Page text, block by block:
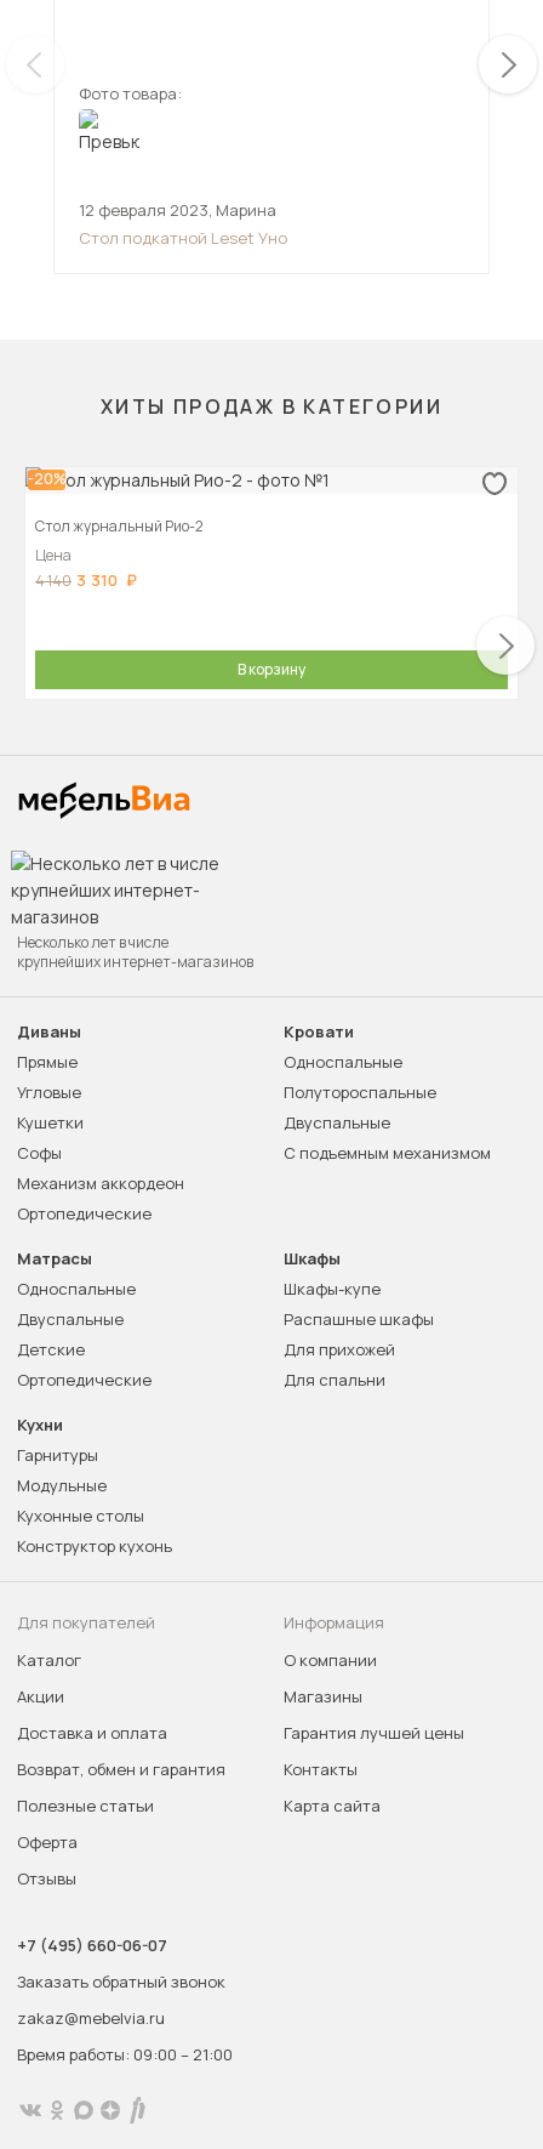
Фото товара:
12 февраля 2023, Марина
Стол подкатной Leset Уно
ХИТЫ ПРОДАЖ В КАТЕГОРИИ
-20%
Стол журнальный Рио-2
Цена
4 140 3 310
В корзину
Несколько лет в числе
крупнейших интернет-магазинов
Диваны
Прямые
Угловые
Кушетки
Софы
Механизм аккордеон
Ортопедические
Кровати
Односпальные
Полутороспальные
Двуспальные
С подъемным механизмом
Матрасы
Односпальные
Двуспальные
Детские
Ортопедические
Шкафы
Шкафы-купе
Распашные шкафы
Для прихожей
Для спальни
Кухни
Гарнитуры
Модульные
Кухонные столы
Конструктор кухонь
Для покупателей
Каталог
Акции
Доставка и оплата
Возврат, обмен и гарантия
Полезные статьи
Оферта
Отзывы
Информация
О компании
Магазины
Гарантия лучшей цены
Контакты
Карта сайта
+7 (495) 660-06-07
Заказать обратный звонок
zakaz@mebelvia.ru
Время работы: 09:00 – 21:00